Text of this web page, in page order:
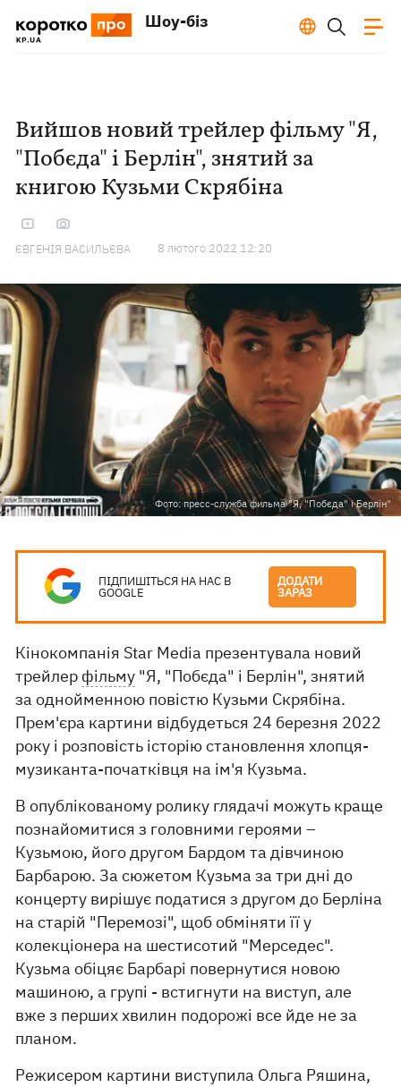
Шоу-біз
Вийшов новий трейлер фільму "Я,
"Побєда" і Берлін", знятий за
книгою Кузьми Скрябіна
ЄВГЕНІЯ ВАСИЛЬЄВА 8 лютого 2022 12:20
Фото: пресс-служба фильма "Я, "Побєда" і Берлін"
ПІДПИШІТЬСЯ НА НАС В
GOOGLE
ДОДАТИ
ЗАРАЗ
Кінокомпанія Star Media презентувала новий
трейлер фільму "Я, "Побєда" і Берлін", знятий
за однойменною повістю Кузьми Скрябіна.
Прем'єра картини відбудеться 24 березня 2022
року і розповість історію становлення хлопця-
музиканта-початківця на ім'я Кузьма.
В опублікованому ролику глядачі можуть краще
познайомитися з головними героями –
Кузьмою, його другом Бардом та дівчиною
Барбарою. За сюжетом Кузьма за три дні до
концерту вирішує податися з другом до Берліна
на старій "Перемозі", щоб обміняти її у
колекціонера на шестисотий "Мерседес".
Кузьма обіцяє Барбарі повернутися новою
машиною, а групі - встигнути на виступ, але
вже з перших хвилин подорожі все йде не за
планом.
Режисером картини виступила Ольга Ряшина,